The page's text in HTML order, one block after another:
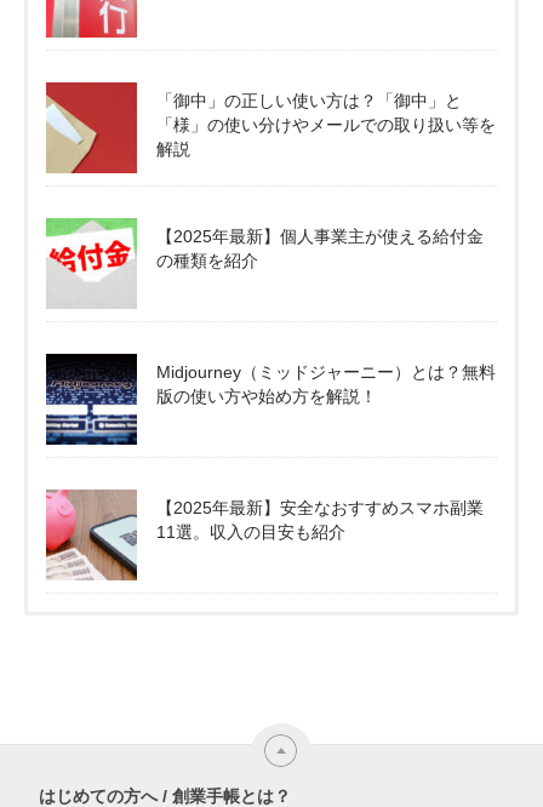
「御中」の正しい使い方は？「御中」と
「様」の使い分けやメールでの取り扱い等を
解説
【2025年最新】個人事業主が使える給付金
の種類を紹介
Midjourney（ミッドジャーニー）とは？無料
版の使い方や始め方を解説！
【2025年最新】安全なおすすめスマホ副業
11選。収入の目安も紹介
はじめての方へ / 創業手帳とは？